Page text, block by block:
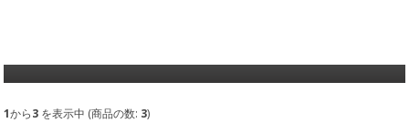
1から3 を表示中 (商品の数: 3)